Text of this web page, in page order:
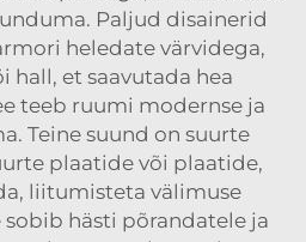
Paljud disainerid
heledate värvidega,
hall, et saavutada hea
teeb ruumi modernse ja
Teine suund on suurte
plaatide või plaatide,
liitumisteta välimuse
sobib hästi põrandatele ja